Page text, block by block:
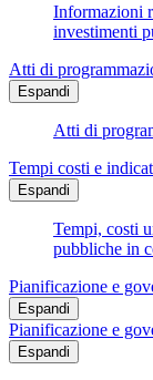
Informazioni
investimenti
Atti di
Espandi
Atti di
Tempi costi e
Espandi
Tempi, costi
pubbliche in
Pianificazione e
Espandi
Pianificazione e
Espandi